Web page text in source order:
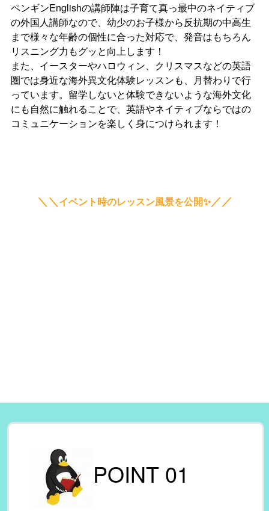
ペンギンEnglishの講師陣は子育て真っ最中のネイティブ
の外国人講師なので、幼少のお子様から反抗期の中高生
まで様々な年齢の個性に合った対応で、発音はもちろん
リスニング力もグッと向上します！
また、イースターやハロウィン、クリスマスなどの英語
圏では身近な海外異文化体験レッスンも、月替わりで行
っています。留学しないと体験できないような海外文化
にも自然に触れることで、英語やネイティブならではの
コミュニケーションを楽しく身につけられます！
＼＼イベント時のレッスン風景を公開✨／／
POINT 01